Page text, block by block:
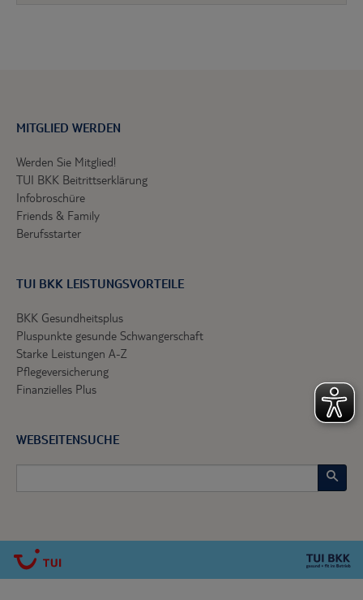
MITGLIED WERDEN
Werden Sie Mitglied!
TUI BKK Beitrittserklärung
Infobroschüre
Friends & Family
Berufsstarter
TUI BKK LEISTUNGSVORTEILE
BKK Gesundheitsplus
Pluspunkte gesunde Schwangerschaft
Starke Leistungen A-Z
Pflegeversicherung
Finanzielles Plus
WEBSEITENSUCHE